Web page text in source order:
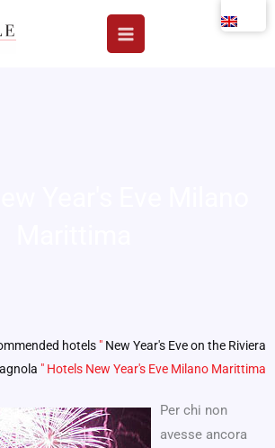
hotels " New Year's Eve on the Riviera
" Hotels New Year's Eve Milano Marittima
Per chi non
avesse ancora